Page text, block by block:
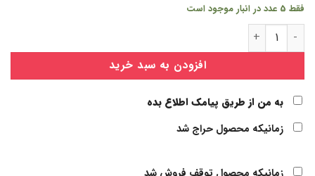
فقط 5 عدد در انبار موجود است
کابل افزایش طول aux 5 عدد
افزودن به سبد خرید
به من از طریق پیامک اطلاع بده
زمانیکه محصول حراج شد